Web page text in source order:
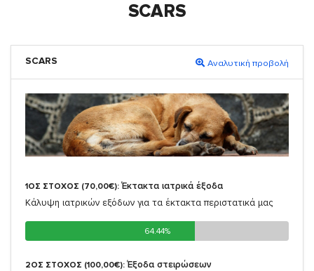
SCARS
SCARS Αναλυτική προβολή
1ΟΣ ΣΤΟΧΟΣ (70,00€): Έκτακτα ιατρικά έξοδα
Κάλυψη ιατρικών εξόδων για τα έκτακτα περιστατικά μας
64.44%
64.44%
2ΟΣ ΣΤΟΧΟΣ (100,00€): Έξοδα στειρώσεων